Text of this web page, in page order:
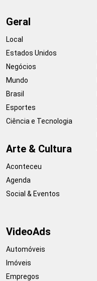
Geral
Local
Estados Unidos
Negócios
Mundo
Brasil
Esportes
Ciência e Tecnologia
Arte & Cultura
Aconteceu
Agenda
Social & Eventos
VideoAds
Automóveis
Imóveis
Empregos